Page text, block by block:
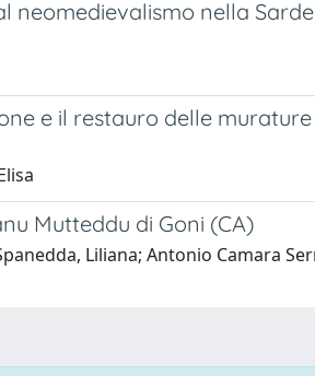
neomedievalismo nella
e il restauro delle murature
Mutteddu di Goni (CA)
Liliana; Antonio Camara